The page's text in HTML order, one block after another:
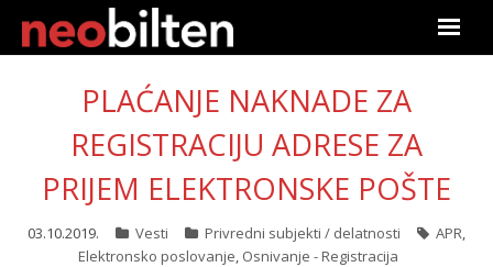
Početna
Pretraga
Aktuelno
Podaci
PLAĆANJE NAKNADE ZA
REGISTRACIJU ADRESE ZA
PRIJEM ELEKTRONSKE POŠTE
03.10.2019. Vesti Privredni subjekti / delatnosti APR,
Elektronsko poslovanje, Osnivanje - Registracija